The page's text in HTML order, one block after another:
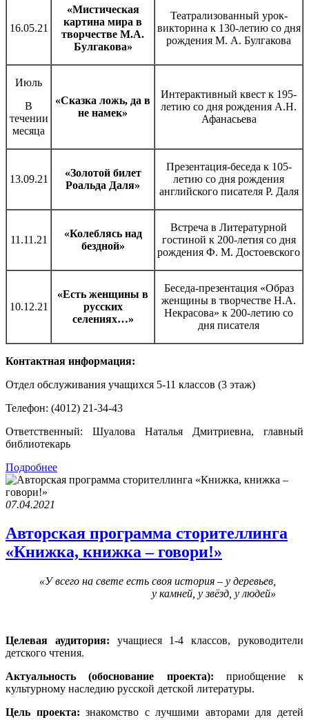
16.05.21
«Мистическая
картина мира в
творчестве М.А.
Булгакова»
Театрализованный урок-
викторина к 130-летию со дня
рождения М. А. Булгакова
Июль
В
течении
месяца
«Сказка ложь, да в
не намек»
Интерактивный квест к 195-
летию со дня рождения А.Н.
Афанасьева
13.09.21
«Золотой билет
Роальда Даля»
Презентация-беседа к 105-
летию со дня рождения
английского писателя Р. Даля
11.11.21
«Колеблясь над
бездной»
Встреча в Литературной
гостиной к 200-летия со дня
рождения Ф. М. Достоевского
10.12.21
«Есть женщины в
русских
селениях…»
Беседа-презентация «Образ
женщины в творчестве Н.А.
Некрасова» к 200-летию со
дня писателя
Контактная информация:
Отдел обслуживания учащихся 5-11 классов (3 этаж)
Телефон: (4012) 21-34-43
Ответственный: Шуалова Наталья Дмитриевна, главный
библиотекарь
Подробнее
07.04.2021
Авторская программа сторителлинга
«Книжка, книжка – говори!»
«У всего на свете есть своя история – у деревьев,
у камней, у звёзд, у людей»
Целевая аудитория: учащиеся 1-4 классов, руководители
детского чтения.
Актуальность (обоснование проекта): приобщение к
культурному наследию русской детской литературы.
Цель проекта:знакомство с лучшими авторами для детей